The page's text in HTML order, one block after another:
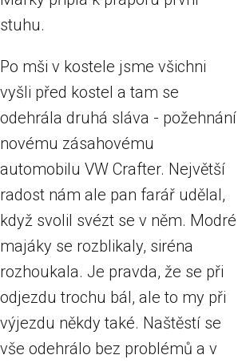
stuhu.
Po mši v kostele jsme všichni
vyšli před kostel a tam se
odehrála druhá sláva - požehnání
novému zásahovému
automobilu VW Crafter. Největší
radost nám ale pan farář udělal,
když svolil svézt se v něm. Modré
majáky se rozblikaly, siréna
rozhoukala. Je pravda, že se při
odjezdu trochu bál, ale to my při
výjezdu někdy také. Naštěstí se
vše odehrálo bez problémů a v